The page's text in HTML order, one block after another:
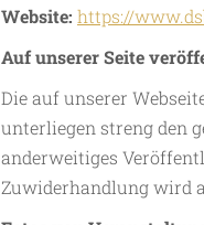
Website: https://
Auf unserer Seite
Die auf unserer
unterliegen streng den
anderweitiges
Zuwiderhandlung wird